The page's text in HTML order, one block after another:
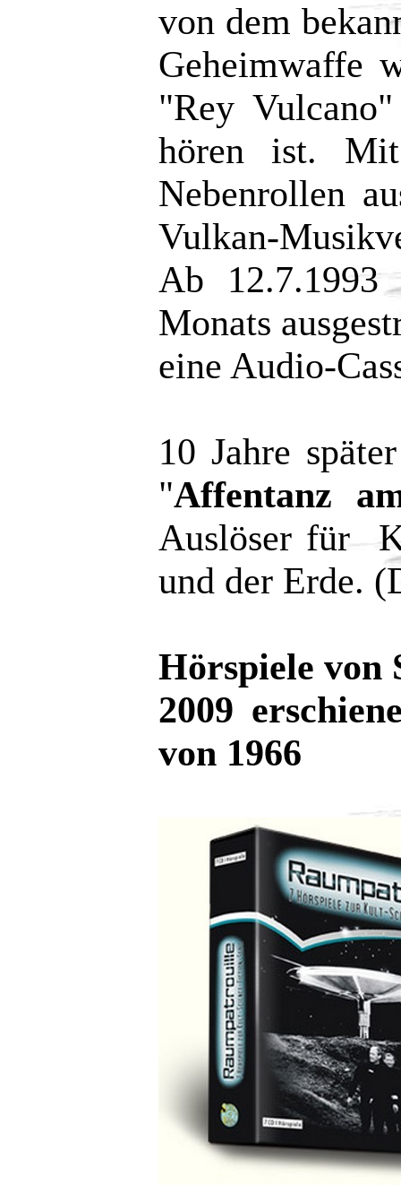
von dem
Geheimwaffe
"Rey
hören ist.
Nebenrollen
Vulkan-
Ab
Monats
eine Audio-
10 Jahre
"Affentanz
Auslöser für
und der Erde.
Hörspiele von
2009
von 1966